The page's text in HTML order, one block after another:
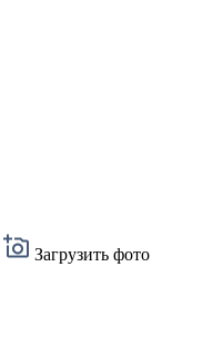
Загрузить фото